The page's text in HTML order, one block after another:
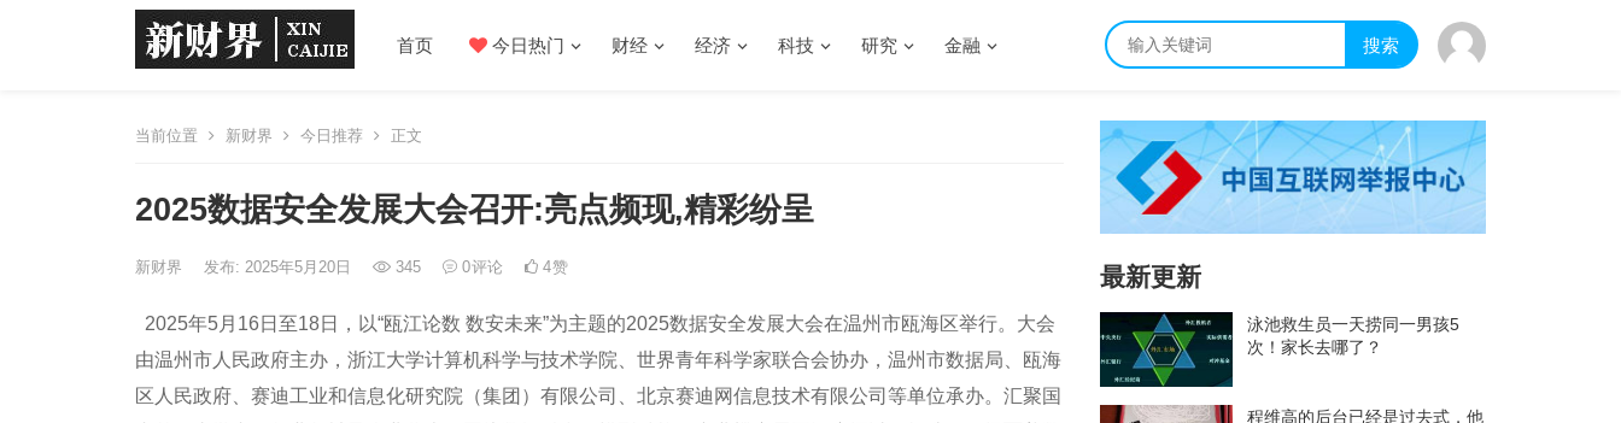
首页 今日热门 财经 经济 科技 研究 金融 搜索
当前位置 新财界 今日推荐 正文
2025数据安全发展大会召开:亮点频现,精彩纷呈
新财界 发布: 2025年5月20日 345 0评论 4赞
2025年5月16日至18日，以“瓯江论数 数安未来”为主题的2025数据安全发展大会在温州市瓯海区举行。大会
由温州市人民政府主办，浙江大学计算机科学与技术学院、世界青年科学家联合会协办，温州市数据局、瓯海
区人民政府、赛迪工业和信息化研究院（集团）有限公司、北京赛迪网信息技术有限公司等单位承办。汇聚国
最新更新
泳池救生员一天捞同一男孩5
次！家长去哪了？
程维高的后台已经是过去式，他